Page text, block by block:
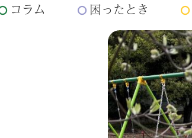
コラム 困ったとき